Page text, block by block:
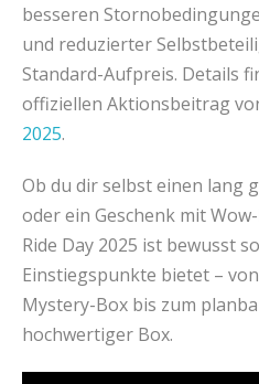
besseren
und reduzierter
Standard-Aufpreis. Details
offiziellen Aktionsbeitrag
2025.
Ob du dir selbst einen lang
oder ein Geschenk mit
Ride Day 2025 ist bewusst
Einstiegspunkte bietet –
Mystery-Box bis zum
hochwertiger Box.